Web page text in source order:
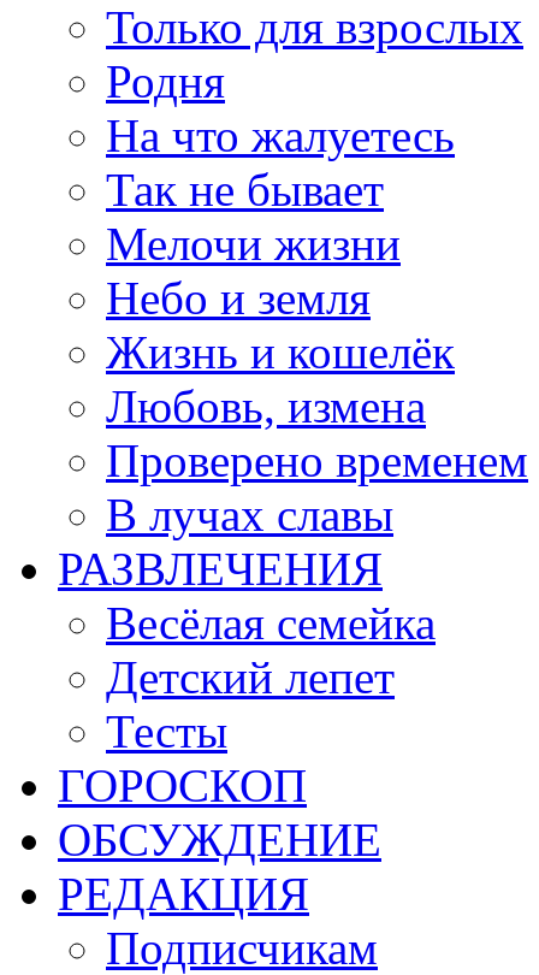
Только для взрослых
Родня
На что жалуетесь
Так не бывает
Мелочи жизни
Небо и земля
Жизнь и кошелёк
Любовь, измена
Проверено временем
В лучах славы
РАЗВЛЕЧЕНИЯ
Весёлая семейка
Детский лепет
Тесты
ГОРОСКОП
ОБСУЖДЕНИЕ
РЕДАКЦИЯ
Подписчикам